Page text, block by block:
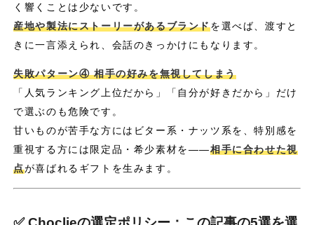
く響くことは少ないです。
産地や製法にストーリーがあるブランドを選べば、渡すと
きに一言添えられ、会話のきっかけにもなります。
失敗パターン④ 相手の好みを無視してしまう
「人気ランキング上位だから」「自分が好きだから」だけ
で選ぶのも危険です。
甘いものが苦手な方にはビター系・ナッツ系を、特別感を
重視する方には限定品・希少素材を――相手に合わせた視
点が喜ばれるギフトを生みます。